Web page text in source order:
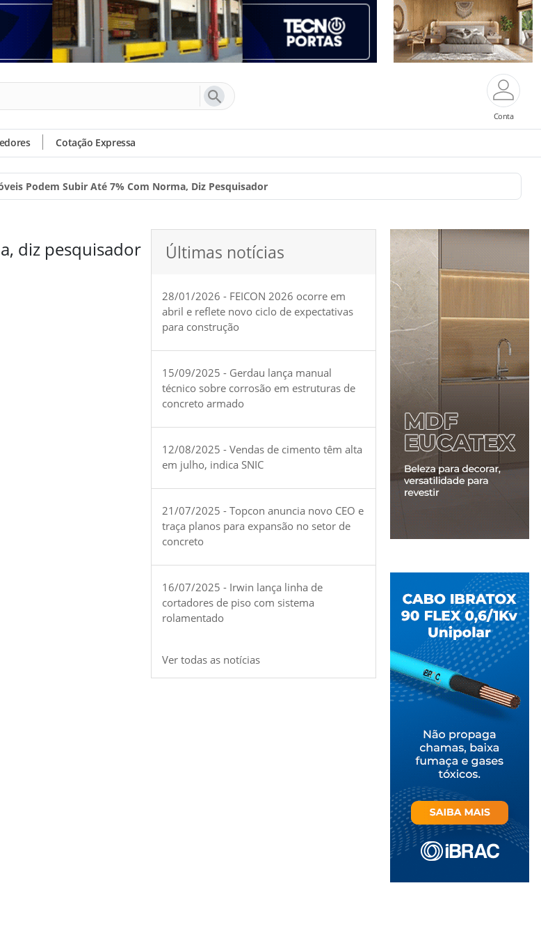
Conta
Cotação Expressa
Podem Subir Até 7% Com Norma, Diz Pesquisador
diz pesquisador Últimas notícias
28/01/2026 - FEICON 2026 ocorre em
abril e reflete novo ciclo de expectativas
para construção
15/09/2025 - Gerdau lança manual
técnico sobre corrosão em estruturas de
concreto armado
12/08/2025 - Vendas de cimento têm alta
em julho, indica SNIC
21/07/2025 - Topcon anuncia novo CEO e
traça planos para expansão no setor de
concreto
16/07/2025 - Irwin lança linha de
cortadores de piso com sistema
rolamentado
Ver todas as notícias